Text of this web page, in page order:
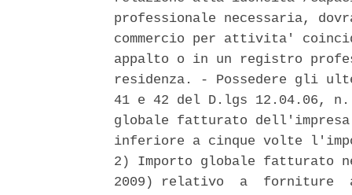
professionale necessaria,
commercio per attivita'
appalto o in un registro
residenza. - Possedere
41 e 42 del D.lgs 12.04.06,
globale fatturato
inferiore a cinque volte
2) Importo globale fatturato
2009) relativo  a  forniture